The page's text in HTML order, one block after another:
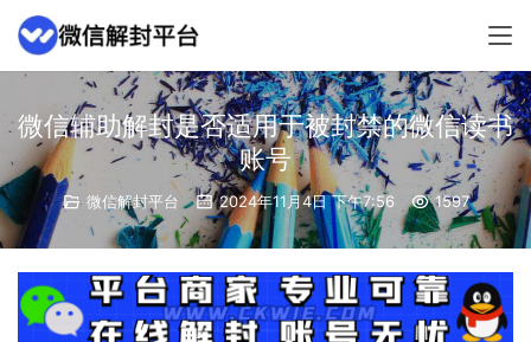
微信辅助解封是否适用于被封禁的微信读书
账号
微信解封平台 2024年11月4日 下午7:56 1597